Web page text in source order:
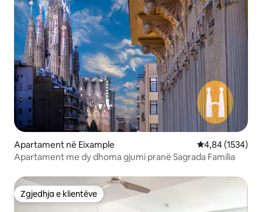
Apartament në Eixample Vlerësimi
4,84 (1534)
Apartament me dy dhoma gjumi pranë Sagrada Familia
Zgjedhja e klientëve
Zgjedhja e klientëve